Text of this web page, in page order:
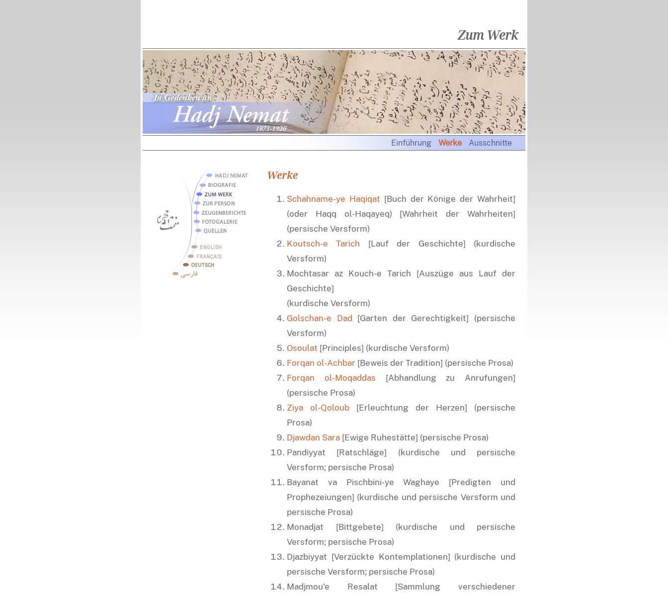
Zum Werk
Einführung Werke Ausschnitte
Werke
Schahname-ye Haqiqat [Buch der Könige der Wahrheit]
(oder Haqq ol-Haqayeq) [Wahrheit der Wahrheiten]
(persische Versform)
Koutsch-e Tarich [Lauf der Geschichte] (kurdische
Versform)
Mochtasar az Kouch-e Tarich [Auszüge aus Lauf der
Geschichte]
(kurdische Versform)
Golschan-e Dad [Garten der Gerechtigkeit] (persische
Versform)
Osoulat [Principles] (kurdische Versform)
Forqan ol-Achbar [Beweis der Tradition] (persische Prosa)
Forqan ol-Moqaddas [Abhandlung zu Anrufungen]
(persische Prosa)
Ziya ol-Qoloub [Erleuchtung der Herzen] (persische
Prosa)
Djawdan Sara [Ewige Ruhestätte] (persische Prosa)
Pandiyyat [Ratschläge] (kurdische und persische
Versform; persische Prosa)
Bayanat va Pischbini-ye Waghaye [Predigten und
Prophezeiungen] (kurdische und persische Versform und
persische Prosa)
Monadjat [Bittgebete] (kurdische und persische
Versform; persische Prosa)
Djazbiyyat [Verzückte Kontemplationen] (kurdische und
persische Versform; persische Prosa)
Madjmou'e Resalat [Sammlung verschiedener